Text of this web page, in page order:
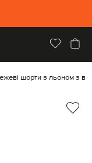
шорти з льоном з